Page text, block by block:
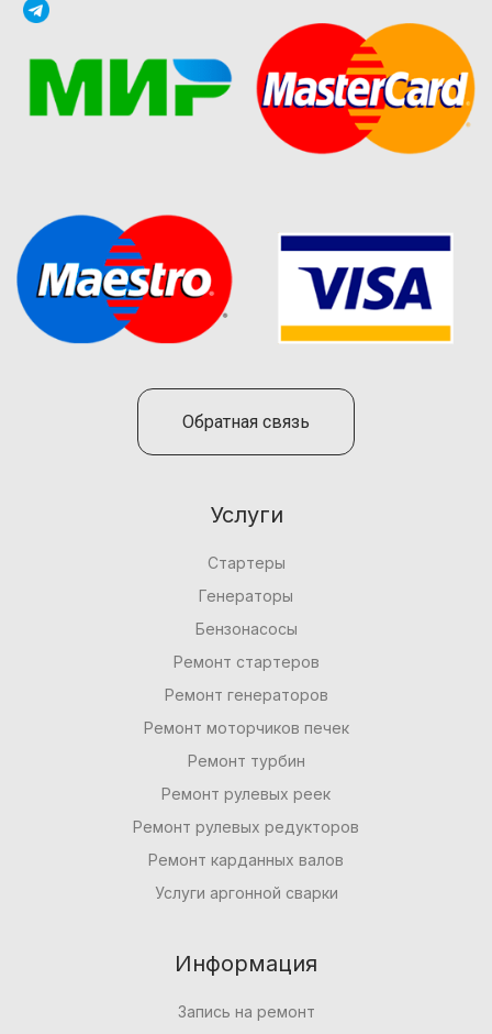
Обратная связь
Услуги
Стартеры
Генераторы
Бензонасосы
Ремонт стартеров
Ремонт генераторов
Ремонт моторчиков печек
Ремонт турбин
Ремонт рулевых реек
Ремонт рулевых редукторов
Ремонт карданных валов
Услуги аргонной сварки
Информация
Запись на ремонт